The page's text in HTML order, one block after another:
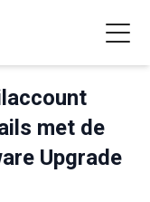
met de
Upgrade